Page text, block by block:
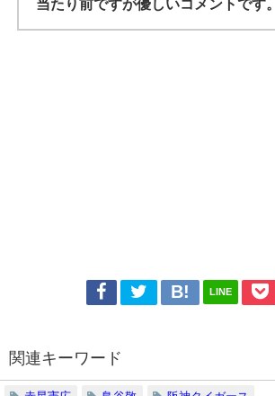
当たり前ですが優しいコメントです。
LINE
関連キーワード